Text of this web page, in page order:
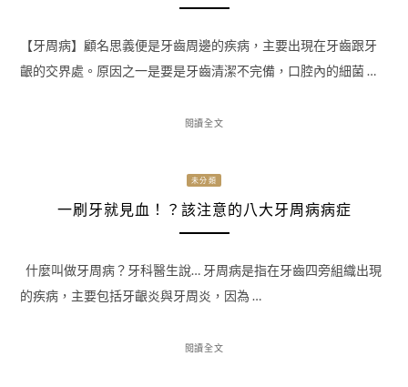
【牙周病】顧名思義便是牙齒周邊的疾病，主要出現在牙齒跟牙
齦的交界處。原因之一是要是牙齒清潔不完備，口腔內的細菌 …
閱讀全文
未分類
一刷牙就見血！？該注意的八大牙周病病症
什麼叫做牙周病？牙科醫生說… 牙周病是指在牙齒四旁組織出現
的疾病，主要包括牙齦炎與牙周炎，因為 …
閱讀全文